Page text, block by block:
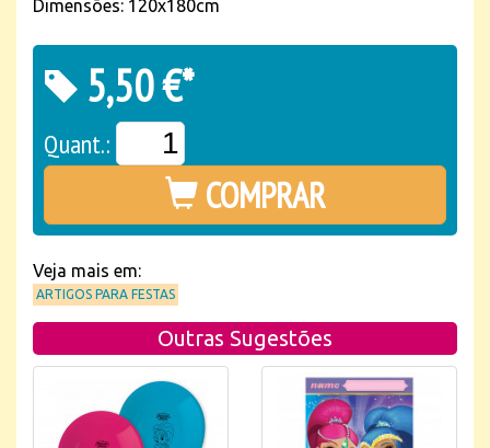
Dimensões: 120x180cm
5,50 €*
Quant.:
COMPRAR
Veja mais em:
ARTIGOS PARA FESTAS
Outras Sugestões